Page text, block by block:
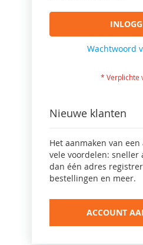
Wachtwoord
Nieuwe klanten
Het aanmaken van
vele voordelen: sneller
dan één adres
bestellingen en meer.
ACCOUNT